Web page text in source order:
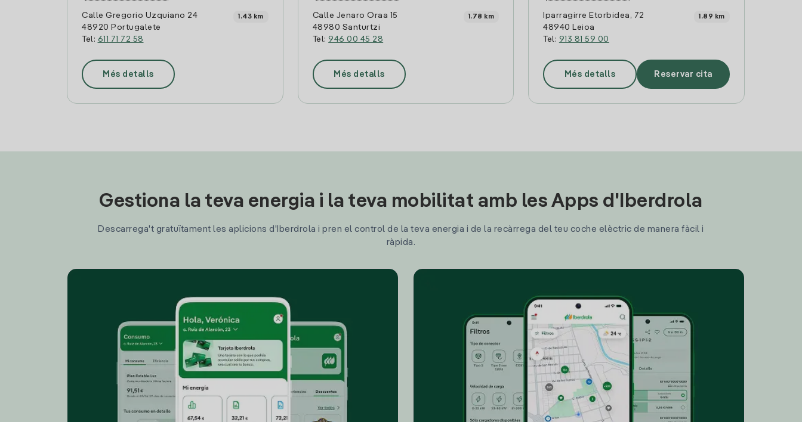
Calle Gregorio Uzquiano 24
48920 Portugalete
Tel: 611 71 72 58
1.43 km
Més detalls
Calle Jenaro Oraa 15
48980 Santurtzi
Tel:946 00 45 28
1.78 km
Més detalls
Iparragirre Etorbidea, 72
48940 Leioa
Tel: 913 81 59 00
1.89 km
Més detalls Reservar cita
Gestiona la teva energia i la teva mobilitat amb les Apps d'Iberdrola
Descarrega't gratuïtament les aplicions d'Iberdrola i pren el control de la teva energia i de la recàrrega del teu coche elèctric de manera fàcil i
ràpida.